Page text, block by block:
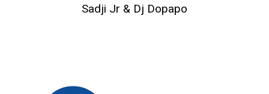
Sadji Jr & Dj Dopapo